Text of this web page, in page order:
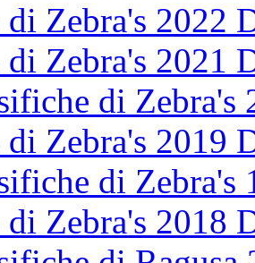
Zebra's 2022
Zebra's 2021
di Zebra's
Zebra's 2019
di Zebra's
Zebra's 2018